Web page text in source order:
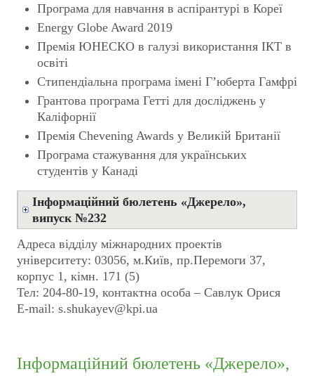
Програма для навчання в аспірантурі в Кореї
Energy Globe Award 2019
Премія ЮНЕСКО в галузі використання ІКТ в
освіті
Стипендіальна програма імені Г’юберта Гамфрі
Грантова програма Гетті для досліджень у
Каліфорнії
Премія Chevening Awards у Великій Британії
Програма стажування для українських
студентів у Канаді
Інформаційний бюлетень «Джерело»,
випуск №232
Адреса відділу міжнародних проектів
університету: 03056, м.Київ, пр.Перемоги 37,
корпус 1, кiмн. 171 (5)
Тел: 204-80-19, контактна особа – Савлук Орися
E-mail: s.shukayev@kpi.ua
Інформаційний бюлетень «Джерело»,